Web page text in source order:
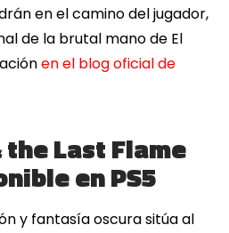
en el camino del jugador,
de la brutal mano de El
en el blog oficial de
the Last Flame
en PS5
y fantasía oscura sitúa al